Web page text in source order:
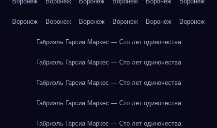
Воронеж Воронеж Воронеж Воронеж Воронеж Воронеж
Габриэль Гарсиа Маркес — Сто лет одиночества
Габриэль Гарсиа Маркес — Сто лет одиночества
Габриэль Гарсиа Маркес — Сто лет одиночества
Габриэль Гарсиа Маркес — Сто лет одиночества
Габриэль Гарсиа Маркес — Сто лет одиночества